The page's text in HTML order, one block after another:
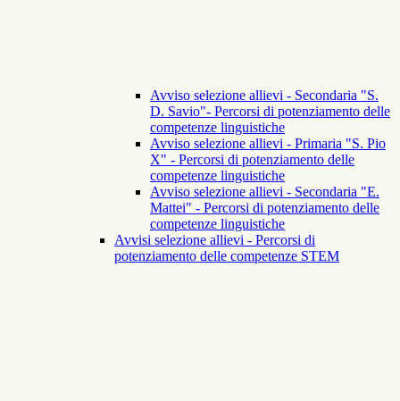
Avviso selezione allievi - Secondaria "S.
D. Savio"- Percorsi di potenziamento delle
competenze linguistiche
Avviso selezione allievi - Primaria "S. Pio
X" - Percorsi di potenziamento delle
competenze linguistiche
Avviso selezione allievi - Secondaria "E.
Mattei" - Percorsi di potenziamento delle
competenze linguistiche
Avvisi selezione allievi - Percorsi di
potenziamento delle competenze STEM